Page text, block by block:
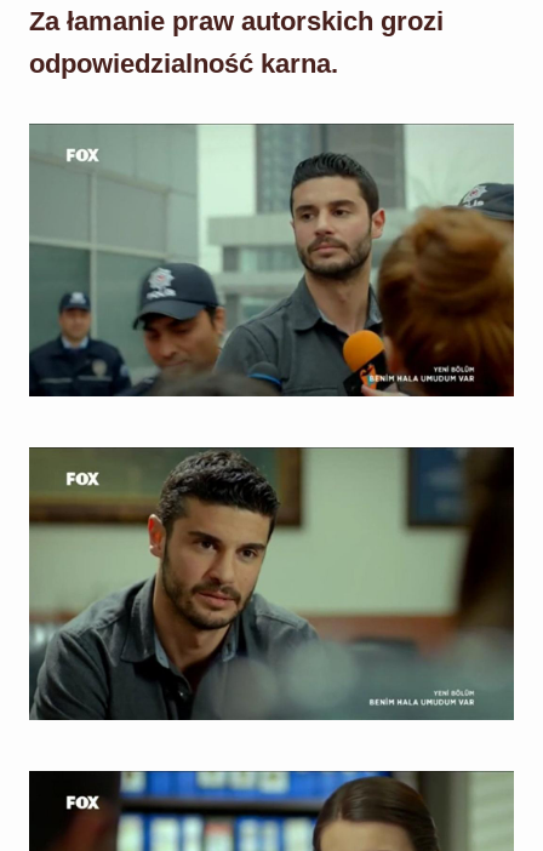
Za łamanie praw autorskich grozi
odpowiedzialność karna.